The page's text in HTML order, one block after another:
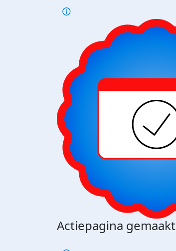
Actiepagina gemaakt